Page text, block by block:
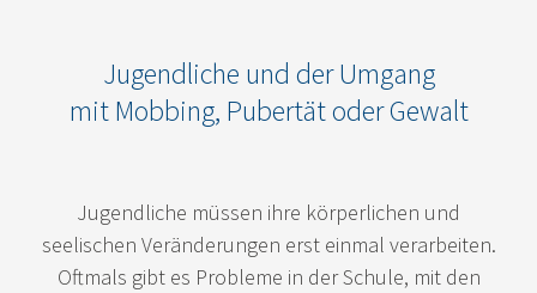
Jugendliche und der Umgang
mit Mobbing, Pubertät oder Gewalt
Jugendliche müssen ihre körperlichen und
seelischen Veränderungen erst einmal verarbeiten.
Oftmals gibt es Probleme in der Schule, mit den